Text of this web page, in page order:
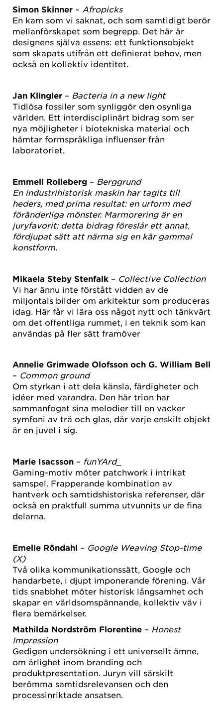
Simon Skinner – Afropicks
En kam som vi saknat, och som samtidigt berör
mellanförskapet som begrepp. Det här är
designens själva essens: ett funktionsobjekt
som skapats utifrån ett definierat behov, men
också en kollektiv identitet.
Jan Klingler – Bacteria in a new light
Tidlösa fossiler som synliggör den osynliga
världen. Ett interdisciplinärt bidrag som ser
nya möjligheter i biotekniska material och
hämtar formspråkliga influenser från
laboratoriet.
Emmeli Rolleberg – Berggrund
En industrihistorisk maskin har tagits till
heders, med prima resultat: en urform med
föränderliga mönster. Marmorering är en
juryfavorit: detta bidrag föreslår ett annat,
fördjupat sätt att närma sig en kär gammal
konstform.
Mikaela Steby Stenfalk – Collective Collection
Vi har ännu inte förstått vidden av de
miljontals bilder om arkitektur som produceras
idag. Här får vi lära oss något nytt och tänkvärt
om det offentliga rummet, i en teknik som kan
användas på fler sätt framöver
Annelie Grimwade Olofsson och G. William Bell
– Common ground
Om styrkan i att dela känsla, färdigheter och
idéer med varandra. Den här trion har
sammanfogat sina melodier till en vacker
symfoni av trä och glas, där varje enskilt objekt
är en juvel i sig.
Marie Isacsson – funYArd_
Gaming-motiv möter patchwork i intrikat
samspel. Frapperande kombination av
hantverk och samtidshistoriska referenser, där
också en praktfull summa utvunnits ur de fina
delarna.
Emelie Röndahl – Google Weaving Stop-time
(X)
Två olika kommunikationssätt, Google och
handarbete, i djupt imponerande förening. Vår
tids snabbhet möter historisk långsamhet och
skapar en världsomspännande, kollektiv väv i
flera bemärkelser.
Mathilda Nordström Florentine – Honest
Impression
Gedigen undersökning i ett universellt ämne,
om ärlighet inom branding och
produktpresentation. Juryn vill särskilt
berömma samtidsrelevansen och den
processinriktade ansatsen.